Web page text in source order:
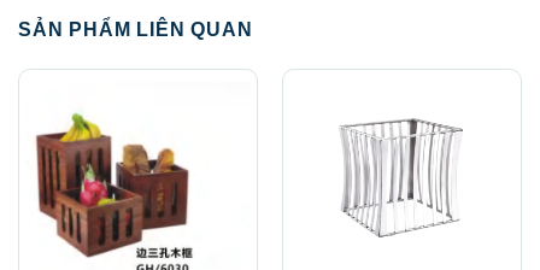
SẢN PHẨM LIÊN QUAN